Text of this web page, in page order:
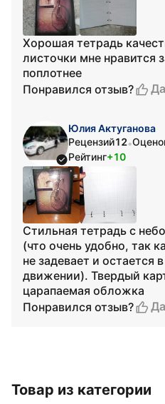
Хорошая тетрадь
листочки мне нравится
поплотнее
Понравился отзыв?
Да
Юлия Актуганова
Рецензий12•
Рейтинг+10
Стильная тетрадь с
(что очень удобно, так
не задевает и остается
движении). Твердый
царапаемая обложка
Понравился отзыв?
Да
Товар из категории